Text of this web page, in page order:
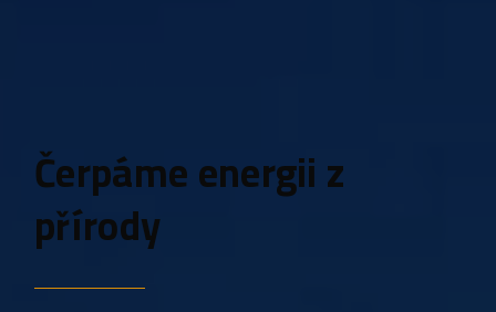
Čerpáme energii z
přírody